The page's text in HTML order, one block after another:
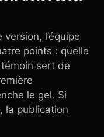
l’équipe
points : quelle
sert de
le gel. Si
la publication